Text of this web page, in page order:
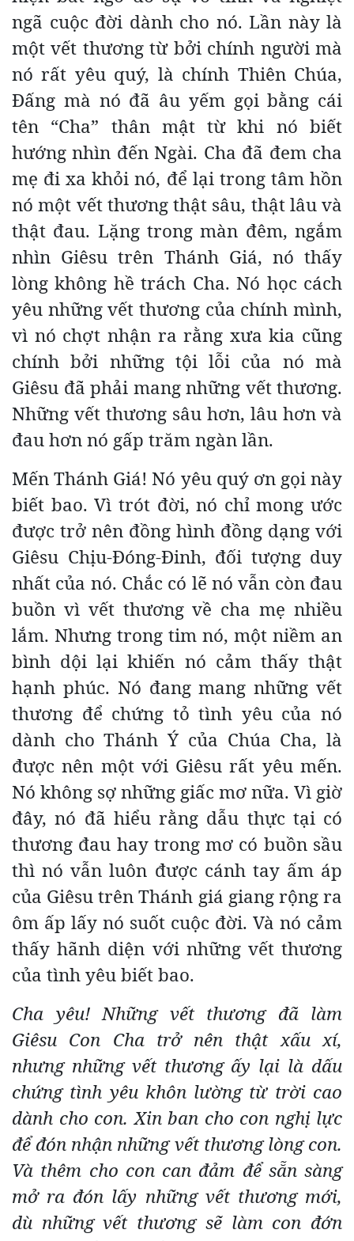
ngã cuộc đời dành cho nó. Lần này là
một vết thương từ bởi chính người mà
nó rất yêu quý, là chính Thiên Chúa,
Đấng mà nó đã âu yếm gọi bằng cái
tên “Cha” thân mật từ khi nó biết
hướng nhìn đến Ngài. Cha đã đem cha
mẹ đi xa khỏi nó, để lại trong tâm hồn
nó một vết thương thật sâu, thật lâu và
thật đau. Lặng trong màn đêm, ngắm
nhìn Giêsu trên Thánh Giá, nó thấy
lòng không hề trách Cha. Nó học cách
yêu những vết thương của chính mình,
vì nó chợt nhận ra rằng xưa kia cũng
chính bởi những tội lỗi của nó mà
Giêsu đã phải mang những vết thương.
Những vết thương sâu hơn, lâu hơn và
đau hơn nó gấp trăm ngàn lần.
Mến Thánh Giá! Nó yêu quý ơn gọi này
biết bao. Vì trót đời, nó chỉ mong ước
được trở nên đồng hình đồng dạng với
Giêsu Chịu-Đóng-Đinh, đối tượng duy
nhất của nó. Chắc có lẽ nó vẫn còn đau
buồn vì vết thương về cha mẹ nhiều
lắm. Nhưng trong tim nó, một niềm an
bình dội lại khiến nó cảm thấy thật
hạnh phúc. Nó đang mang những vết
thương để chứng tỏ tình yêu của nó
dành cho Thánh Ý của Chúa Cha, là
được nên một với Giêsu rất yêu mến.
Nó không sợ những giấc mơ nữa. Vì giờ
đây, nó đã hiểu rằng dẫu thực tại có
thương đau hay trong mơ có buồn sầu
thì nó vẫn luôn được cánh tay ấm áp
của Giêsu trên Thánh giá giang rộng ra
ôm ấp lấy nó suốt cuộc đời. Và nó cảm
thấy hãnh diện với những vết thương
của tình yêu biết bao.
Cha yêu! Những vết thương đã làm
Giêsu Con Cha trở nên thật xấu xí,
nhưng những vết thương ấy lại là dấu
chứng tình yêu khôn lường từ trời cao
dành cho con. Xin ban cho con nghị lực
để đón nhận những vết thương lòng con.
Và thêm cho con can đảm để sẵn sàng
mở ra đón lấy những vết thương mới,
dù những vết thương sẽ làm con đớn